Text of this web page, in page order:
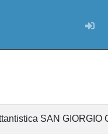
SAN GIORGIO